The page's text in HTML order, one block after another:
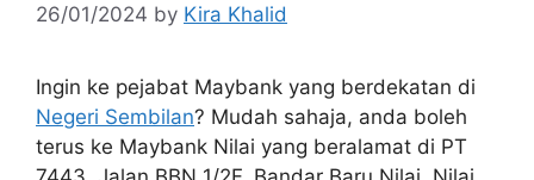
26/01/2024 by Kira Khalid
Ingin ke pejabat Maybank yang berdekatan di
Negeri Sembilan? Mudah sahaja, anda boleh
terus ke Maybank Nilai yang beralamat di PT